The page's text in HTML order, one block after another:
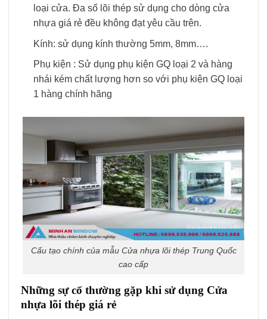
loại cửa. Đa số lõi thép sử dụng cho dòng cửa
nhựa giá rẻ đều không đạt yêu cầu trên.
Kính: sử dụng kính thường 5mm, 8mm….
Phụ kiện : Sử dụng phụ kiện GQ loại 2 và hàng
nhái kém chất lượng hơn so với phụ kiện GQ loại
1 hàng chính hãng
Cấu tạo chính của mẫu Cửa nhựa lõi thép Trung Quốc
cao cấp
Những sự cố thường gặp khi sử dụng Cửa
nhựa lõi thép giá rẻ